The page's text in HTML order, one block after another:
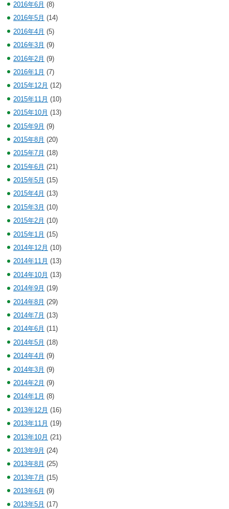
2016年6月 (8)
2016年5月 (14)
2016年4月 (5)
2016年3月 (9)
2016年2月 (9)
2016年1月 (7)
2015年12月 (12)
2015年11月 (10)
2015年10月 (13)
2015年9月 (9)
2015年8月 (20)
2015年7月 (18)
2015年6月 (21)
2015年5月 (15)
2015年4月 (13)
2015年3月 (10)
2015年2月 (10)
2015年1月 (15)
2014年12月 (10)
2014年11月 (13)
2014年10月 (13)
2014年9月 (19)
2014年8月 (29)
2014年7月 (13)
2014年6月 (11)
2014年5月 (18)
2014年4月 (9)
2014年3月 (9)
2014年2月 (9)
2014年1月 (8)
2013年12月 (16)
2013年11月 (19)
2013年10月 (21)
2013年9月 (24)
2013年8月 (25)
2013年7月 (15)
2013年6月 (9)
2013年5月 (17)